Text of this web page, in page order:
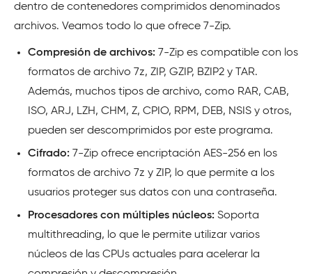
dentro de contenedores comprimidos denominados
archivos. Veamos todo lo que ofrece 7-Zip.
Compresión de archivos: 7-Zip es compatible con los
formatos de archivo 7z, ZIP, GZIP, BZIP2 y TAR.
Además, muchos tipos de archivo, como RAR, CAB,
ISO, ARJ, LZH, CHM, Z, CPIO, RPM, DEB, NSIS y otros,
pueden ser descomprimidos por este programa.
Cifrado: 7-Zip ofrece encriptación AES-256 en los
formatos de archivo 7z y ZIP, lo que permite a los
usuarios proteger sus datos con una contraseña.
Procesadores con múltiples núcleos: Soporta
multithreading, lo que le permite utilizar varios
núcleos de las CPUs actuales para acelerar la